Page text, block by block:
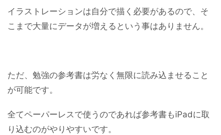
イラストレーションは自分で描く必要があるので、そ
こまで大量にデータが増えるという事はありません。
ただ、勉強の参考書は労なく無限に読み込ませること
が可能です。
全てペーパーレスで使うのであれば参考書もiPadに取
り込むのがやりやすいです。